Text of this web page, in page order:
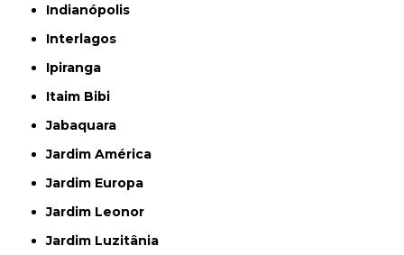
Indianópolis
Interlagos
Ipiranga
Itaim Bibi
Jabaquara
Jardim América
Jardim Europa
Jardim Leonor
Jardim Luzitânia